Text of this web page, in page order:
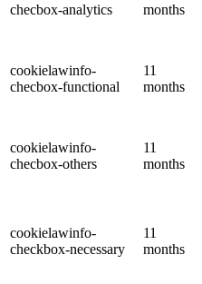
checbox-analytics
months
cookielawinfo-
checbox-functional
11
months
cookielawinfo-
checbox-others
11
months
cookielawinfo-
checkbox-necessary
11
months